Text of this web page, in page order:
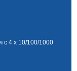
с 4 x 10/100/1000